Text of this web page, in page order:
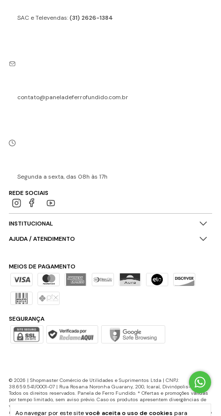
Ao navegar por este sitevocê aceita o uso de cookies para
SAC e Televendas:(31) 2626-1384
contato@paneladeferrofundido.com.br
Segunda a sexta, das 08h às 17h
REDE SOCIAIS
INSTITUCIONAL
AJUDA / ATENDIMENTO
MEIOS DE PAGAMENTO
SEGURANÇA
© 2026 | Shopmaster Comércio de Utilidades e Suprimentos Ltda | CNPJ:
38.659.541/0001-07 | Rua Rosana Noronha Guarany, 200, Icaraí, Divinópolis-MG |
Todos os direitos reservados. Panela de Ferro Fundido. * Ofertas e promoções válidas
por tempo limitado, sem aviso prévio. Caso os produtos apresentem divergências de
valores, o preço válido é o do carrinho de compras. Cupons de desconto possuem
número máximo de utilização e podem ser encerrados a qualquer momento, de acordo